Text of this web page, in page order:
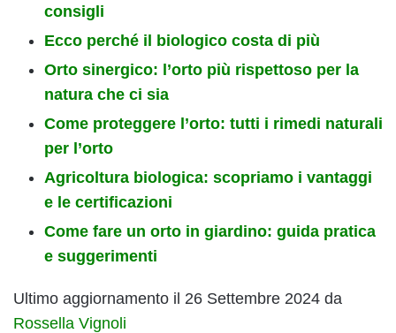
consigli
Ecco perché il biologico costa di più
Orto sinergico: l’orto più rispettoso per la
natura che ci sia
Come proteggere l’orto: tutti i rimedi naturali
per l’orto
Agricoltura biologica: scopriamo i vantaggi
e le certificazioni
Come fare un orto in giardino: guida pratica
e suggerimenti
Ultimo aggiornamento il 26 Settembre 2024 da
Rossella Vignoli